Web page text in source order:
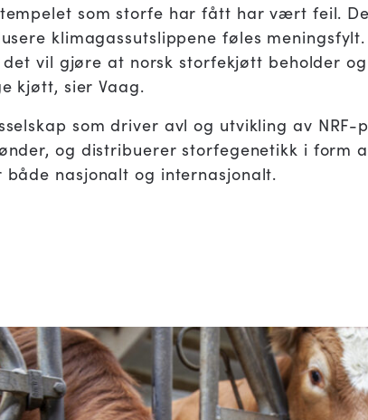
som storfe har fått har vært feil.
klimagassutslippene føles
vil gjøre at norsk storfekjøtt beholder
kjøtt, sier Vaag.
som driver avl og utvikling av
og distribuerer storfegenetikk i form
nasjonalt og internasjonalt.